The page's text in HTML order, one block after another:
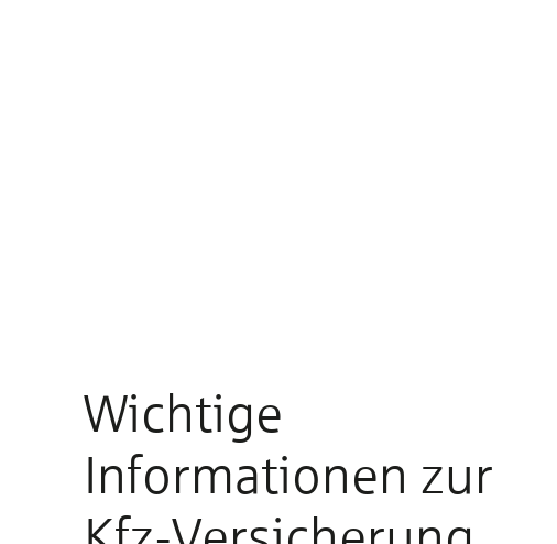
Wichtige
Informationen zur